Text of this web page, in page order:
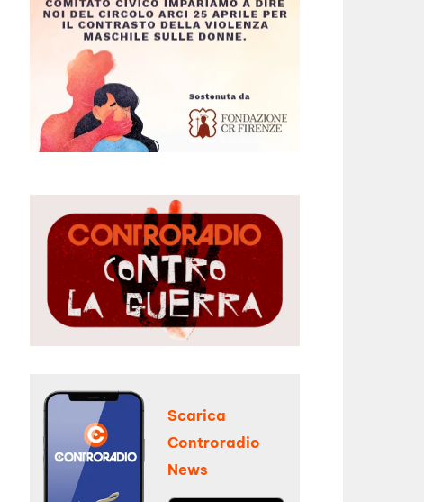
Scarica
Controradio
News